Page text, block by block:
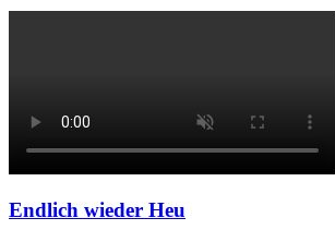
Endlich wieder Heu